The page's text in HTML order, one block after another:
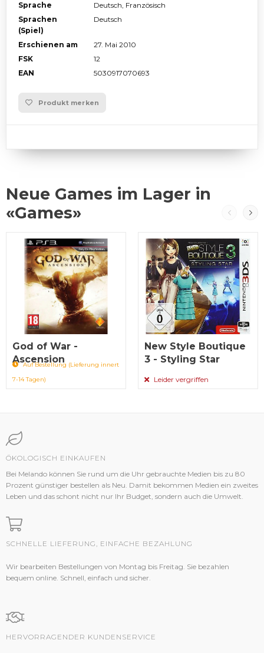
Sprache
Deutsch, Französisch
Sprachen
(Spiel)
Deutsch
Erschienen am
27. Mai 2010
FSK
12
EAN
5030917070693
Produkt merken
Neue Games im Lager in
«Games»
God of War -
Ascension
Auf Bestellung (Lieferung innert
7-14 Tagen)
New Style Boutique
3 - Styling Star
Leider vergriffen
ÖKOLOGISCH EINKAUFEN
Bei Melando können Sie rund um die Uhr gebrauchte Medien bis zu 80
Prozent günstiger bestellen als Neu. Damit bekommen Medien ein zweites
Leben und das schont nicht nur Ihr Budget, sondern auch die Umwelt.
SCHNELLE LIEFERUNG, EINFACHE BEZAHLUNG
Wir bearbeiten Bestellungen von Montag bis Freitag. Sie bezahlen
bequem online. Schnell, einfach und sicher.
HERVORRAGENDER KUNDENSERVICE